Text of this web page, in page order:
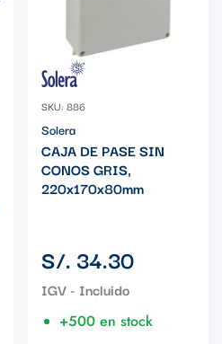
SKU: 886
Solera
CAJA DE PASE SIN
CONOS GRIS,
220x170x80mm
Precio
regular
S/. 34.30
+500 en stock